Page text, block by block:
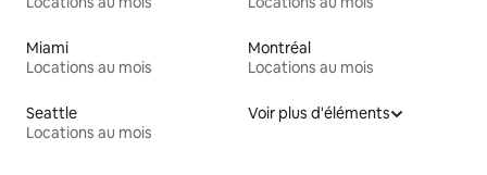
Miami
Locations au mois
Montréal
Locations au mois
Seattle
Locations au mois
Voir plus d'éléments